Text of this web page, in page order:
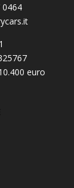
0464
euro